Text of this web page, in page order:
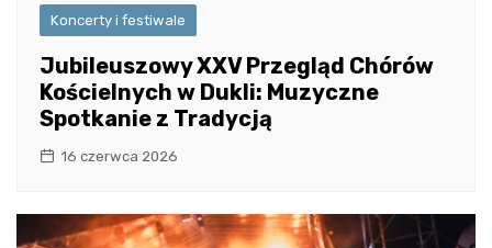
Koncerty i festiwale
Jubileuszowy XXV Przegląd Chórów
Kościelnych w Dukli: Muzyczne
Spotkanie z Tradycją
16 czerwca 2026